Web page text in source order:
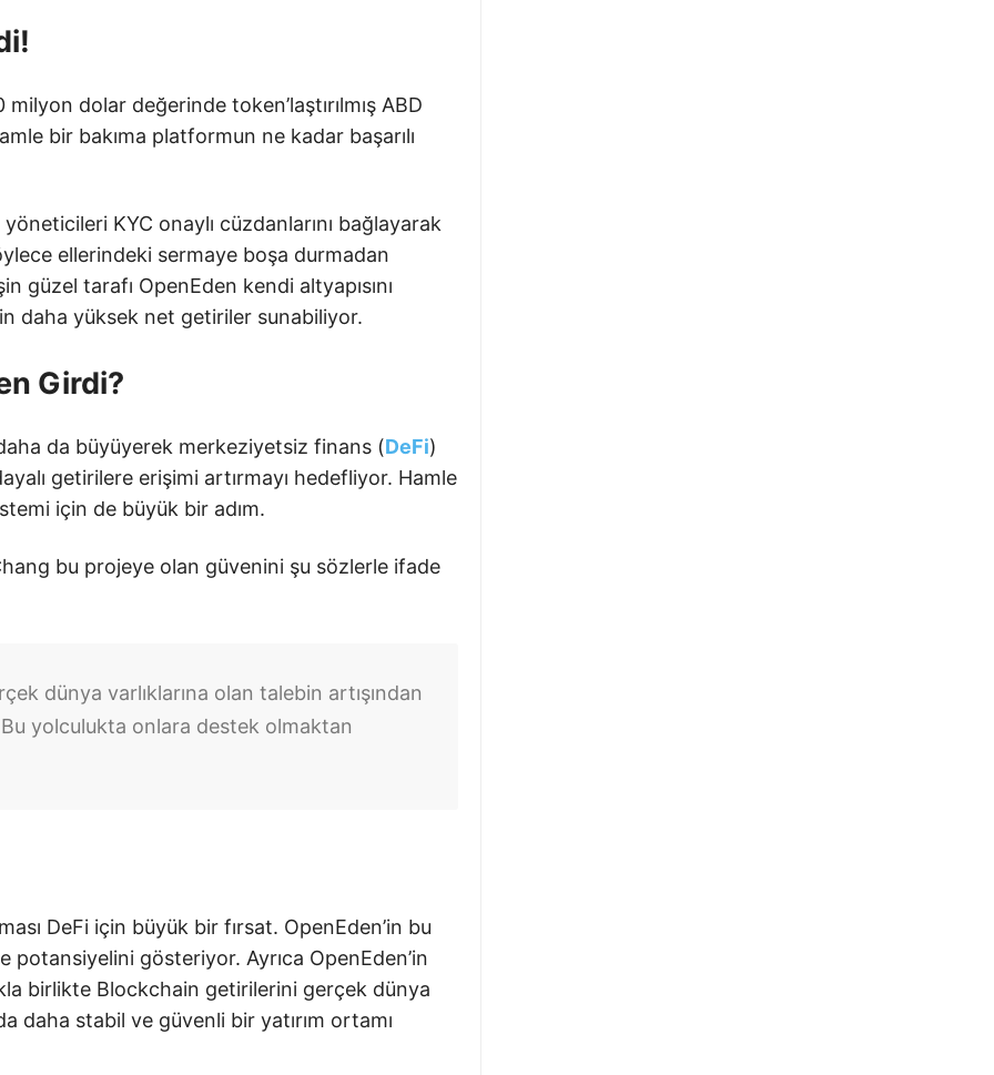
dolar değerinde token’laştırılmış ABD
bir bakıma platformun ne kadar başarılı
KYC onaylı cüzdanlarını bağlayarak
ellerindeki sermaye boşa durmadan
güzel tarafı OpenEden kendi altyapısını
daha yüksek net getiriler sunabiliyor.
Girdi?
daha da büyüyerek merkeziyetsiz finans (DeFi)
getirilere erişimi artırmayı hedefliyor. Hamle
için de büyük bir adım.
bu projeye olan güvenini şu sözlerle ifade
dünya varlıklarına olan talebin artışından
yolculukta onlara destek olmaktan
DeFi için büyük bir fırsat. OpenEden’in bu
potansiyelini gösteriyor. Ayrıca OpenEden’in
birlikte Blockchain getirilerini gerçek dünya
daha stabil ve güvenli bir yatırım ortamı